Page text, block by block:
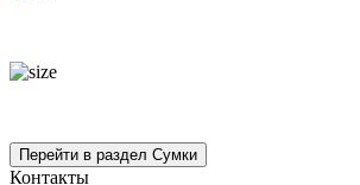
Контакты